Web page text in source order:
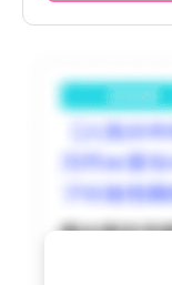
大分県
宮崎県
鹿児島県
日の出町
檜原村
奥多摩町
大島町
大分県
宮崎県
鹿児島県
日の出町
檜原村
奥多摩町
大島町